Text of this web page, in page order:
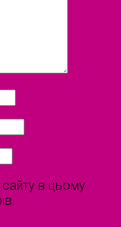
в цьому